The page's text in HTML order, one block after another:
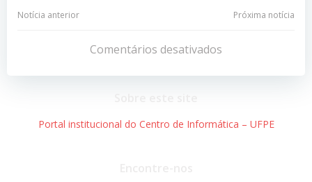
Navegação
Post
Notícia anterior
Navegação
de
Post
Próxima notícia
Comentários desativados
Portal institucional do Centro de Informática – UFPE